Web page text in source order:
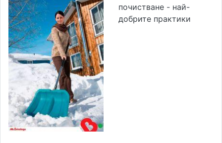
почистване - най-
добрите практики